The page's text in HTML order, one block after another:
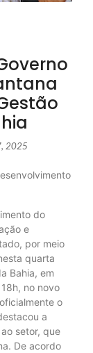
2025
do
e
por meio
quarta
Bahia, em
no novo
o
a
setor, que
De acordo